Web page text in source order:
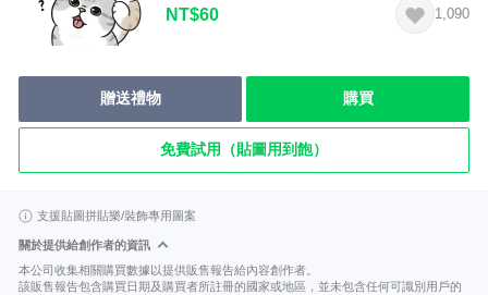
NT$60 1,090
贈送禮物 購買
免費試用（貼圖用到飽）
支援貼圖拼貼樂/裝飾專用圖案
關於提供給創作者的資訊
本公司收集相關購買數據以提供販售報告給內容創作者。
該販售報告包含購買日期及購買者所註冊的國家或地區，並未包含任何可識別用戶的